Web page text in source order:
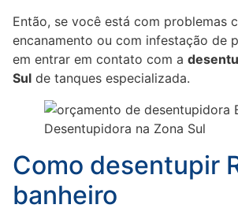
Então, se você está com problemas
encanamento ou com infestação de
em entrar em contato com a
Sul de tanques especializada.
Como desentupir
banheiro